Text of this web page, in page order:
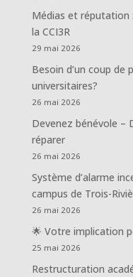
Médias et réputation
la CCI3R
29 mai 2026
Besoin d’un coup de
universitaires?
26 mai 2026
Devenez bénévole –
réparer
26 mai 2026
Système d’alarme
campus de Trois-
26 mai 2026
🌟 Votre implication
25 mai 2026
Restructuration